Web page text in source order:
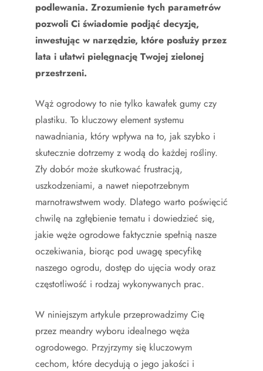
podlewania. Zrozumienie tych parametrów
pozwoli Ci świadomie podjąć decyzję,
inwestując w narzędzie, które posłuży przez
lata i ułatwi pielęgnację Twojej zielonej
przestrzeni.
Wąż ogrodowy to nie tylko kawałek gumy czy
plastiku. To kluczowy element systemu
nawadniania, który wpływa na to, jak szybko i
skutecznie dotrzemy z wodą do każdej rośliny.
Zły dobór może skutkować frustracją,
uszkodzeniami, a nawet niepotrzebnym
marnotrawstwem wody. Dlatego warto poświęcić
chwilę na zgłębienie tematu i dowiedzieć się,
jakie węże ogrodowe faktycznie spełnią nasze
oczekiwania, biorąc pod uwagę specyfikę
naszego ogrodu, dostęp do ujęcia wody oraz
częstotliwość i rodzaj wykonywanych prac.
W niniejszym artykule przeprowadzimy Cię
przez meandry wyboru idealnego węża
ogrodowego. Przyjrzymy się kluczowym
cechom, które decydują o jego jakości i